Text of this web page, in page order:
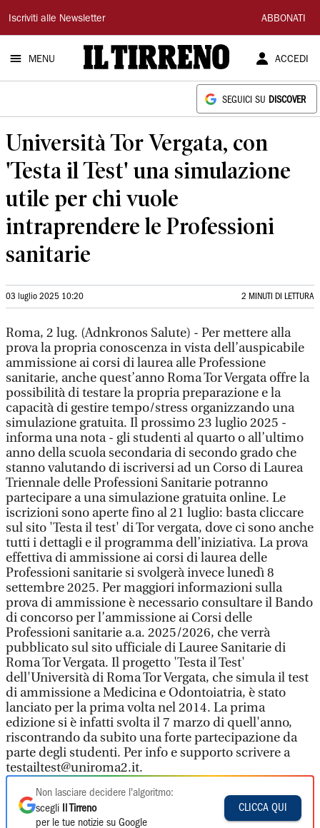
Il
Tirreno
Iscriviti alle Newsletter ABBONATI
MENU ACCEDI
SEGUICI SU DISCOVER
Università Tor Vergata, con
'Testa il Test' una simulazione
utile per chi vuole
intraprendere le Professioni
sanitarie
03 luglio 2025 10:20 2 MINUTI DI LETTURA
Roma, 2 lug. (Adnkronos Salute) - Per mettere alla
prova la propria conoscenza in vista dell’auspicabile
ammissione ai corsi di laurea alle Professione
sanitarie, anche quest’anno Roma Tor Vergata offre la
possibilità di testare la propria preparazione e la
capacità di gestire tempo/stress organizzando una
simulazione gratuita. Il prossimo 23 luglio 2025 -
informa una nota - gli studenti al quarto o all’ultimo
anno della scuola secondaria di secondo grado che
stanno valutando di iscriversi ad un Corso di Laurea
Triennale delle Professioni Sanitarie potranno
partecipare a una simulazione gratuita online. Le
iscrizioni sono aperte fino al 21 luglio: basta cliccare
sul sito 'Testa il test' di Tor vergata, dove ci sono anche
tutti i dettagli e il programma dell’iniziativa. La prova
effettiva di ammissione ai corsi di laurea delle
Professioni sanitarie si svolgerà invece lunedì 8
settembre 2025. Per maggiori informazioni sulla
prova di ammissione è necessario consultare il Bando
di concorso per l’ammissione ai Corsi delle
Professioni sanitarie a.a. 2025/2026, che verrà
pubblicato sul sito ufficiale di Lauree Sanitarie di
Roma Tor Vergata. Il progetto 'Testa il Test'
dell'Università di Roma Tor Vergata, che simula il test
di ammissione a Medicina e Odontoiatria, è stato
lanciato per la prima volta nel 2014. La prima
edizione si è infatti svolta il 7 marzo di quell'anno,
riscontrando da subito una forte partecipazione da
parte degli studenti. Per info e supporto scrivere a
testailtest@uniroma2.it.
Non lasciare decidere l'algoritmo:
scegli
Il Tirreno
per le tue notizie su Google
CLICCA QUI